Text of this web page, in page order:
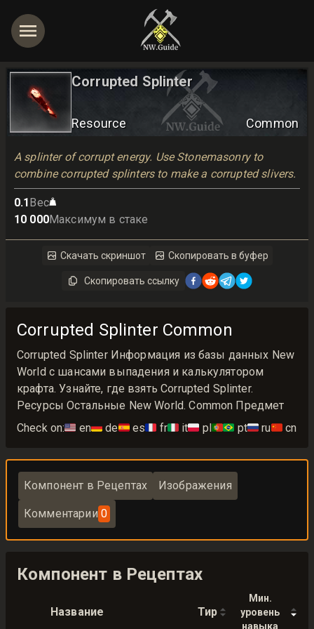
Corrupted Splinter
Resource Common
A splinter of corrupt energy. Use Stonemasonry to
combine corrupted splinters to make a corrupted slivers.
0.1Вес
10 000Максимум в стаке
Скачать скриншот Скопировать в буфер
Скопировать ссылку
Corrupted Splinter Common
Corrupted Splinter Информация из базы данных New
World с шансами выпадения и калькулятором
крафта. Узнайте, где взять Corrupted Splinter.
Ресурсы Остальные New World. Common Предмет
Check on:🇺🇸 en🇩🇪 de🇪🇸 es🇫🇷 fr🇮🇹 it🇵🇱 pl🇵🇹🇧🇷 pt🇷🇺 ru🇨🇳 cn
Компонент в Рецептах Изображения
Комментарии 0
Компонент в Рецептах
Название Тир
Мин.
уровень
навыка